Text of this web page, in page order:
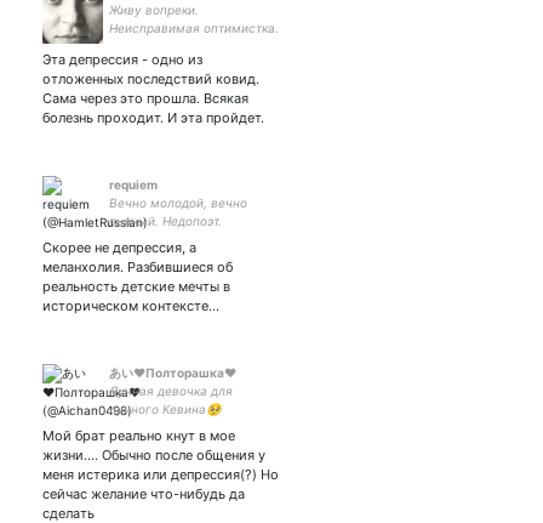
Живу вопреки.
Неисправимая оптимистка.
не со всеми. Только
оригинальный контент. Всё
написанное здесь - личное
мнение.
Эта депрессия - одно из
отложенных последствий ковид.
Сама через это прошла. Всякая
болезнь проходит. И эта пройдет.
requiem
Вечно молодой, вечно
пьяный. Недопоэт.
Скорее не депрессия, а
меланхолия. Разбившиеся об
реальность детские мечты в
историческом контексте…
あい♥️Полторашка♥️
Лунная девочка для
лунного Кевина🥺
мозга костей😅 Кевин моя
Луна🥺 обожаю лакорны👀
Мой брат реально кнут в мое
жизни.... Обычно после общения у
меня истерика или депрессия(?) Но
сейчас желание что-нибудь да
сделать